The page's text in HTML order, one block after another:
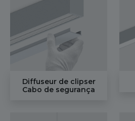
Diffuseur de clipser
Cabo de segurança